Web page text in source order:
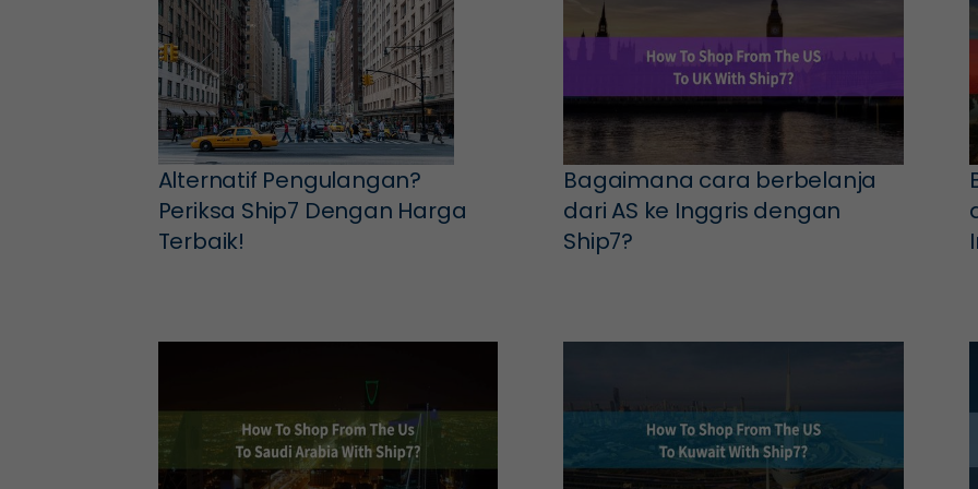
Alternatif Pengulangan?
Periksa Ship7 Dengan Harga
Terbaik!
Bagaimana cara berbelanja
dari AS ke Inggris dengan
Ship7?